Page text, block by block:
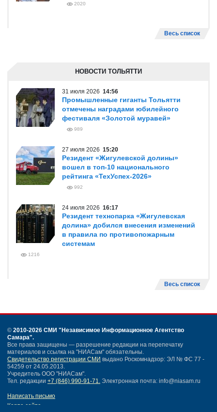
2020
Весь список
НОВОСТИ ТОЛЬЯТТИ
31 июля 2026 14:56
Промышленные гиганты Тольятти
отмечены наградами юбилейного
фестиваля «Золотой муравей»
989
27 июля 2026 15:20
Резидент «Жигулевской долины»
вошел в топ-10 национального
рейтинга «ТехУспех-2026»
992
24 июля 2026 16:17
Резидент технопарка «Жигулевская
долина» добился внесения изменений
в правила по противопожарным
системам
1216
Весь список
© 2010-2026 СМИ "Независимое Информационное Агентство
Самара".
Все права защищены — разрешение редакции на перепечатку
материалов и ссылка на "НИАСам" обязательны.
Свидетельство регистрации СМИ выдано Роскомнадзор: ЭЛ № ФС 77 -
54259 от 24.05.2013.
Учредитель ООО "НИАСам".
Тел. редакции +7 (846) 990-91-71. Электронная почта: info@niasam.ru
Написать письмо
Карта сайта